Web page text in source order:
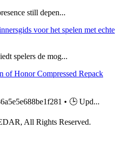
still depen...
voor het spelen met echte
spelers de mog...
Honor Compressed Repack
• 🕒 Upd...
All Rights Reserved.